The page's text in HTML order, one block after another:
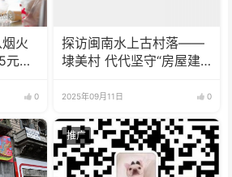
火
元麻
0
探访闽南水上古村落——
埭美村 代代坚守“房屋建
2025年09月11日 0
推广